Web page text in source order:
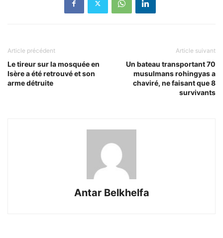
Article précédent
Le tireur sur la mosquée en
Isère a été retrouvé et son
arme détruite
Article suivant
Un bateau transportant 70
musulmans rohingyas a
chaviré, ne faisant que 8
survivants
Antar Belkhelfa